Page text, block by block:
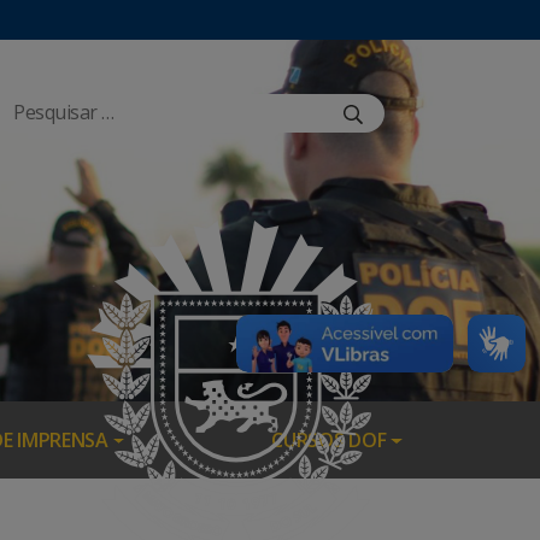
IMPRENSA CURSOS DOF